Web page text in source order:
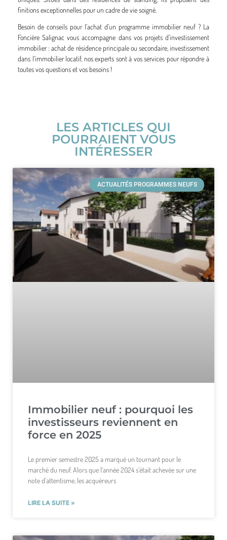
finitions exceptionnelles pour un cadre de vie soigné.
Besoin de conseils pour l’achat d’un programme immobilier neuf ? La
Foncière Salignac vous accompagne dans vos projets d’investissement
immobilier : achat de résidence principale ou secondaire, investissement
dans l’immobilier locatif, nos experts sont à vos services pour répondre à
toutes vos questions et vos besoins !
LES ARTICLES QUI
POURRAIENT VOUS
INTÉRESSER
ACTUALITÉS PROGRAMMES NEUFS
Immobilier neuf : pourquoi les
investisseurs reviennent en
force en 2025
Le premier semestre 2025 a marqué un tournant pour le
marché du neuf. Alors que l’année 2024 s’était achevée sur une
note d’attentisme, les acquéreurs
LIRE LA SUITE »